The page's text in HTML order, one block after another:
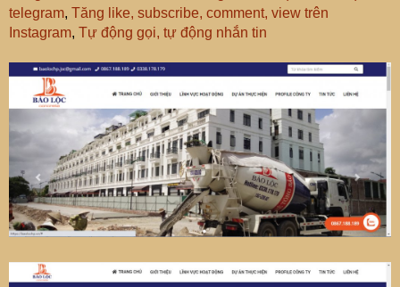
telegram, Tăng like, subscribe, comment, view trên
Instagram, Tự động gọi, tự động nhắn tin